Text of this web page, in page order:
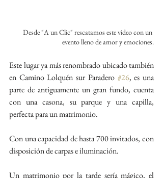
Desde "A un Clic" rescatamos este video con un
evento lleno de amor y emociones.
Este lugar ya más renombrado ubicado también
en Camino Lolquén sur Paradero #26, es una
parte de antiguamente un gran fundo, cuenta
con una casona, su parque y una capilla,
perfecta para un matrimonio.
Con una capacidad de hasta 700 invitados, con
disposición de carpas e iluminación.
Un matrimonio por la tarde sería mágico, el